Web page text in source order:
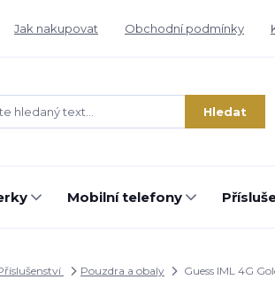
Jak nakupovat Obchodní podmínky
Hledat
Mobilní telefony
Pouzdra a obaly Guess IML 4G